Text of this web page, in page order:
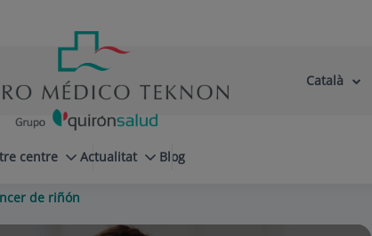
Selector
Llenguatge
Català
centre Actualitat Blog
de riñón